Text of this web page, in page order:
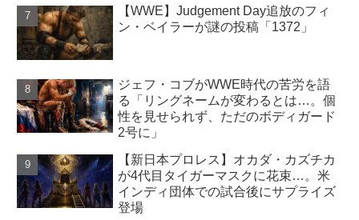
【WWE】Judgement Day追放のフィ
ン・ベイラーが謎の投稿「1372」
ジェフ・コブがWWE時代の苦労を語
る「リングネームが変わるとは…。個
性を見せられず、ただのボディガード
2号に」
【新日本プロレス】オカダ・カズチカ
が4代目タイガーマスクに花束…。米
インディ団体での試合後にサプライズ
登場